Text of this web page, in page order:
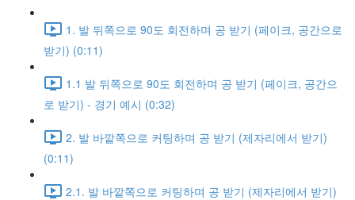
1. 발 뒤쪽으로 90도 회전하며 공 받기 (페이크, 공간으로
받기) (0:11)
1.1 발 뒤쪽으로 90도 회전하며 공 받기 (페이크, 공간으
로 받기) - 경기 예시 (0:32)
2. 발 바깥쪽으로 커팅하며 공 받기 (제자리에서 받기)
(0:11)
2.1. 발 바깥쪽으로 커팅하며 공 받기 (제자리에서 받기)